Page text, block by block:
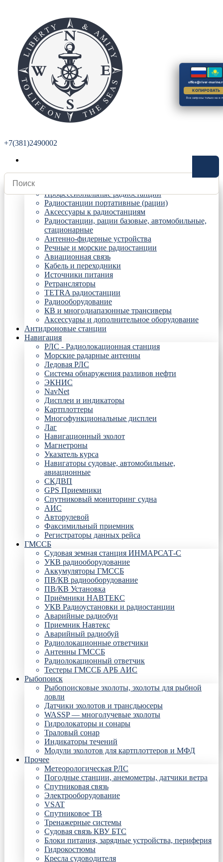
+7(381)2490002
Радиостанции
Профессиональные радиостанции
Радиостанции портативные (рации)
Аксессуары к радиостанциям
Радиостанции, рации базовые, автомобильные,
стационарные
Антенно-фидерные устройства
Речные и морские радиостанции
Авиационная связь
Кабель и переходники
Источники питания
Ретрансляторы
TETRA радиостанции
Радиооборудование
КВ и многодиапазонные трансиверы
Аксессуары и дополнительное оборудование
Антидроновые станции
Навигация
РЛС - Радиолокационная станция
Морские радарные антенны
Ледовая РЛС
Система обнаружения разливов нефти
ЭКНИС
NavNet
Дисплеи и индикаторы
Картплоттеры
Многофункциональные дисплеи
Лаг
Навигационный эхолот
Магнетроны
Указатель курса
Навигаторы судовые, автомобильные,
авиационные
СКДВП
GPS Приемники
Спутниковый мониторинг судна
АИС
Авторулевой
Факсимильный приемник
Регистраторы данных рейса
ГМССБ
Судовая земная станция ИНМАРСАТ-С
УКВ радиооборудование
Аккумуляторы ГМССБ
ПВ/КВ радиооборудование
ПВ/КВ Установка
Приёмники НАВТЕКС
УКВ Радиоустановки и радиостанции
Аварийные радиобуи
Приемник Навтекс
Аварийный радиобуй
Радиолокационные ответчики
Антенны ГМССБ
Радиолокационный ответчик
Тестеры ГМССБ АРБ АИС
Рыбопоиск
Рыбопоисковые эхолоты, эхолоты для рыбной
ловли
Датчики эхолотов и трансдьюсеры
WASSP — многолучевые эхолоты
Гидролокаторы и сонары
Траловый сонар
Индикаторы течений
Модули эхолотов для картплоттеров и МФД
Прочее
Метеорологическая РЛС
Погодные станции, анемометры, датчики ветра
Спутниковая связь
Электрооборудование
VSAT
Спутниковое ТВ
Тренажерные системы
Судовая связь КВУ БТС
Блоки питания, зарядные устройства, периферия
Гидрокостюмы
Кресла судоводителя
office@river-
КОПИРОВАТЬ
Все запросы только на e-